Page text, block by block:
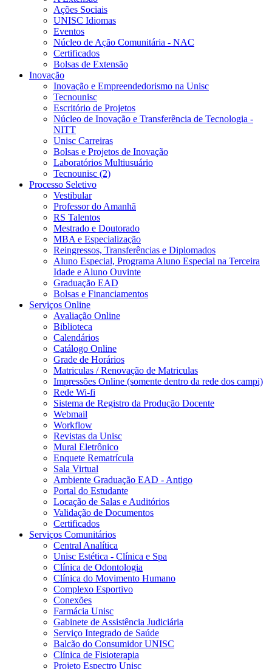
Ações Sociais
UNISC Idiomas
Eventos
Núcleo de Ação Comunitária - NAC
Certificados
Bolsas de Extensão
Inovação
Inovação e Empreendedorismo na Unisc
Tecnounisc
Escritório de Projetos
Núcleo de Inovação e Transferência de Tecnologia -
NITT
Unisc Carreiras
Bolsas e Projetos de Inovação
Laboratórios Multiusuário
Tecnounisc (2)
Processo Seletivo
Vestibular
Professor do Amanhã
RS Talentos
Mestrado e Doutorado
MBA e Especialização
Reingressos, Transferências e Diplomados
Aluno Especial, Programa Aluno Especial na Terceira
Idade e Aluno Ouvinte
Graduação EAD
Bolsas e Financiamentos
Serviços Online
Avaliação Online
Biblioteca
Calendários
Catálogo Online
Grade de Horários
Matriculas / Renovação de Matriculas
Impressões Online (somente dentro da rede dos campi)
Rede Wi-fi
Sistema de Registro da Produção Docente
Webmail
Workflow
Revistas da Unisc
Mural Eletrônico
Enquete Rematrícula
Sala Virtual
Ambiente Graduação EAD - Antigo
Portal do Estudante
Locação de Salas e Auditórios
Validação de Documentos
Certificados
Serviços Comunitários
Central Analítica
Unisc Estética - Clínica e Spa
Clínica de Odontologia
Clínica do Movimento Humano
Complexo Esportivo
Conexões
Farmácia Unisc
Gabinete de Assistência Judiciária
Serviço Integrado de Saúde
Balcão do Consumidor UNISC
Clínica de Fisioterapia
Projeto Espectro Unisc